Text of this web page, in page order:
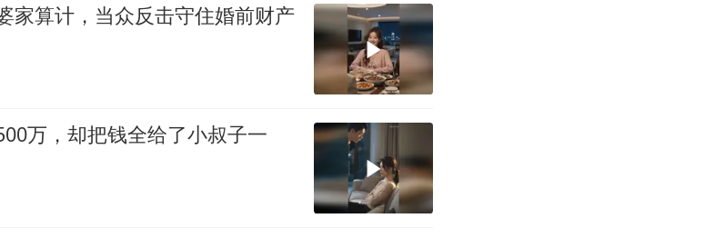
家算计，当众反击守住婚前财产
万，却把钱全给了小叔子一